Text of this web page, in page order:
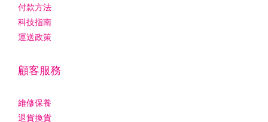
付款方法
科技指南
運送政策
顧客服務
維修保養
退貨換貨